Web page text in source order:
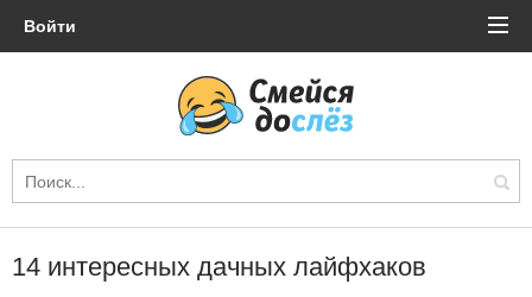
Войти
14 интересных дачных лайфхаков